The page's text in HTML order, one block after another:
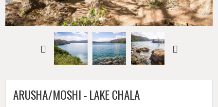
ARUSHA/MOSHI - LAKE CHALA